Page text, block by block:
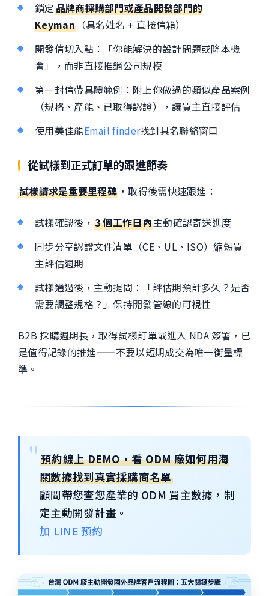
鎖定品牌商採購部門或產品開發部門的
Keyman（具名姓名 + 直接信箱）
開發信切入點：「你能解決的設計問題或降本機
會」，而非直接推銷公司規模
第一封信帶具體範例：附上你做過的類似產品案例
（規格、產能、已取得認證），讓買主直接評估
使用美佳能Email finder找到具名聯絡窗口
從試樣到正式訂單的跟進節奏
試樣請求是重要里程碑 ，取得後需快速跟進：
試樣確認後， 3 個工作日內主動確認寄送進度
同步分享認證文件清單（CE、UL、ISO）縮短買
主評估週期
試樣通過後，主動提問：「評估期預計多久？是否
需要調整規格？」保持開發管線的可視性
B2B 採購週期長，取得試樣訂單或進入 NDA 簽署，已
是值得記錄的推進——不要以短期成交為唯一衡量標
準。
預約線上 DEMO，看 ODM 廠如何用海
關數據找到真實採購商名單
顧問帶您查您產業的 ODM 買主數據，制
定主動開發計畫。
加 LINE 預約